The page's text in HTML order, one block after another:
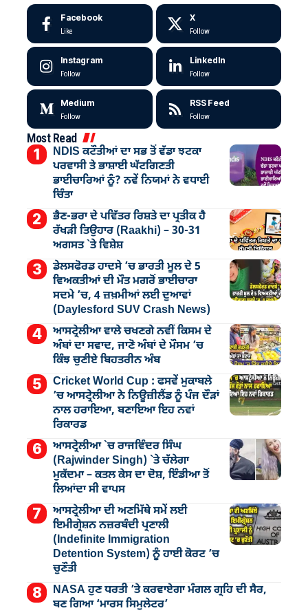
Facebook
Like
X
Follow
Instagram
Follow
LinkedIn
Follow
Medium
Follow
RSS Feed
Follow
Most Read
NDIS ਕਟੌਤੀਆਂ ਦਾ ਸਭ ਤੋਂ ਵੱਡਾ ਝਟਕਾ
ਪਰਵਾਸੀ ਤੇ ਭਾਸ਼ਾਈ ਘੱਟਗਿਣਤੀ
ਭਾਈਚਾਰਿਆਂ ਨੂੰ? ਨਵੇਂ ਨਿਯਮਾਂ ਨੇ ਵਧਾਈ
ਚਿੰਤਾ
ਭੈਣ-ਭਰਾ ਦੇ ਪਵਿੱਤਰ ਰਿਸ਼ਤੇ ਦਾ ਪ੍ਰਤੀਕ ਹੈ
ਰੱਖੜੀ ਤਿਉਹਾਰ (Raakhi) – 30-31
ਅਗਸਤ `ਤੇ ਵਿਸ਼ੇਸ਼
ਡੇਲਸਫੋਰਡ ਹਾਦਸੇ ’ਚ ਭਾਰਤੀ ਮੂਲ ਦੇ 5
ਵਿਅਕਤੀਆਂ ਦੀ ਮੌਤ ਮਗਰੋਂ ਭਾਈਚਾਰਾ
ਸਦਮੇ ’ਚ, 4 ਜ਼ਖ਼ਮੀਆਂ ਲਈ ਦੁਆਵਾਂ
(Daylesford SUV Crash News)
ਆਸਟ੍ਰੇਲੀਆ ਵਾਲੇ ਚਖਣਗੇ ਨਵੀਂ ਕਿਸਮ ਦੇ
ਅੰਬਾਂ ਦਾ ਸਵਾਦ, ਜਾਣੋ ਅੰਬਾਂ ਦੇ ਮੌਸਮ ’ਚ
ਕਿੰਝ ਚੁਣੀਏ ਬਿਹਤਰੀਨ ਅੰਬ
Cricket World Cup : ਫਸਵੇਂ ਮੁਕਾਬਲੇ
’ਚ ਆਸਟ੍ਰੇਲੀਆ ਨੇ ਨਿਊਜ਼ੀਲੈਂਡ ਨੂੰ ਪੰਜ ਦੌੜਾਂ
ਨਾਲ ਹਰਾਇਆ, ਬਣਾਇਆ ਇਹ ਨਵਾਂ
ਰਿਕਾਰਡ
ਆਸਟ੍ਰੇਲੀਆ `ਚ ਰਾਜਵਿੰਦਰ ਸਿੰਘ
(Rajwinder Singh) `ਤੇ ਚੱਲੇਗਾ
ਮੁੁਕੱਦਮਾ – ਕਤਲ ਕੇਸ ਦਾ ਦੋਸ਼, ਇੰਡੀਆ ਤੋਂ
ਲਿਆਂਦਾ ਸੀ ਵਾਪਸ
ਆਸਟ੍ਰੇਲੀਆ ਦੀ ਅਣਮਿੱਥੇ ਸਮੇਂ ਲਈ
ਇਮੀਗ੍ਰੇਸ਼ਨ ਨਜ਼ਰਬੰਦੀ ਪ੍ਰਣਾਲੀ
(Indefinite Immigration
Detention System) ਨੂੰ ਹਾਈ ਕੋਰਟ ’ਚ
ਚੁਣੌਤੀ
NASA ਹੁਣ ਧਰਤੀ ’ਤੇ ਕਰਵਾਏਗਾ ਮੰਗਲ ਗ੍ਰਹਿ ਦੀ ਸੈਰ,
ਬਣ ਗਿਆ ‘ਮਾਰਸ ਸਿਮੁਲੇਟਰ’